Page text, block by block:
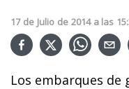
17 de Julio de 2014 a las
Los embarques de